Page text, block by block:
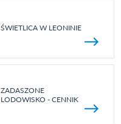
ŚWIETLICA W LEONINIE
ZADASZONE
LODOWISKO - CENNIK